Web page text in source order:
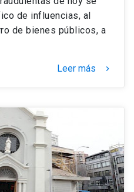
de influencias, al
de bienes públicos, a
Leer más keyboard_arrow_right